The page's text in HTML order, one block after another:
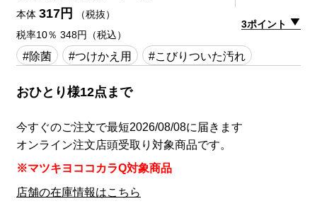
本体 317円
（税抜）
税率10％ 348円（税込）
3ポイント
#除菌 #つけかえ用 #こびりついた汚れ
おひとり様12点まで
今すぐのご注文で最短2026/08/08に届きます
オンライン注文店頭受取り対象商品です。
※マツキヨココカラQ対象商品
店舗の在庫情報はこちら